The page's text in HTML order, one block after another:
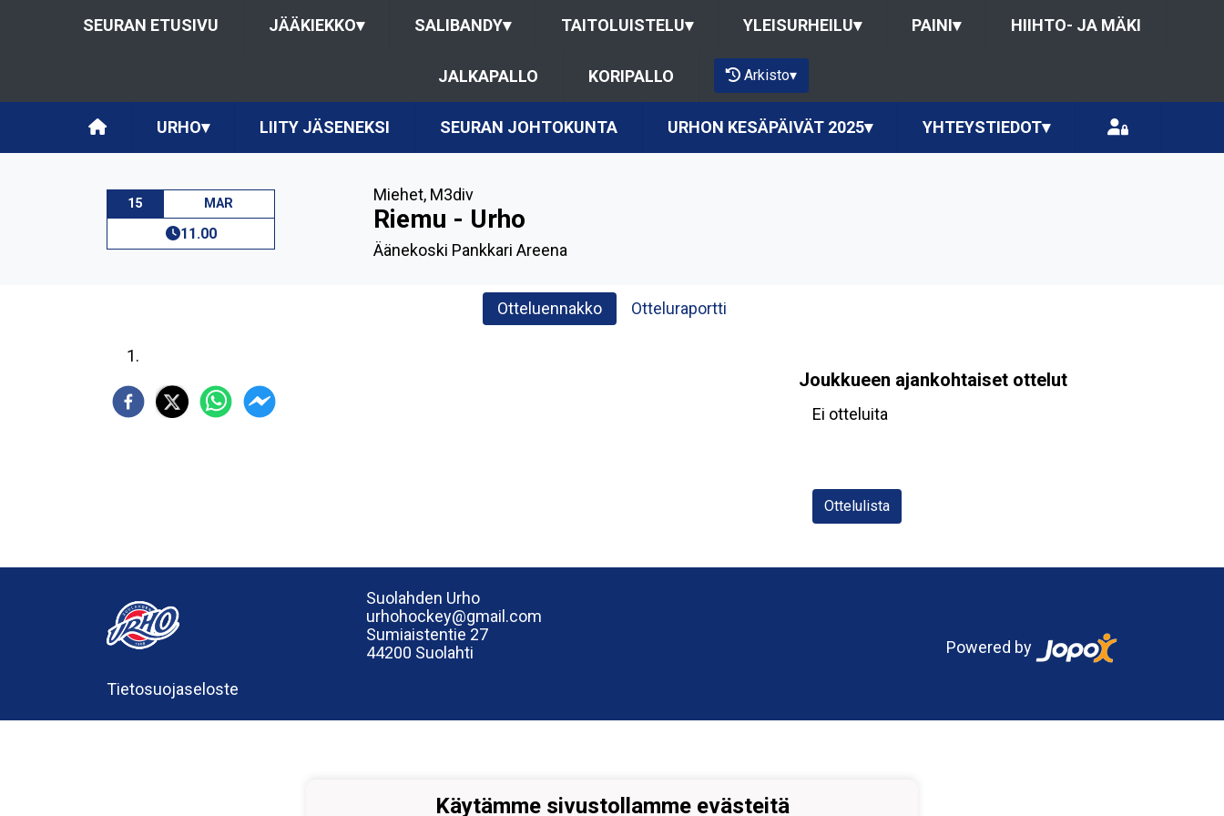
SEURAN ETUSIVU JÄÄKIEKKO▾ SALIBANDY▾ TAITOLUISTELU▾ YLEISURHEILU▾ PAINI▾ HIIHTO- JA MÄKI
JALKAPALLO KORIPALLO Arkisto▾
URHO▾ LIITY JÄSENEKSI SEURAN JOHTOKUNTA URHON KESÄPÄIVÄT 2025▾ YHTEYSTIEDOT▾
15 MAR
11.00
Miehet, M3div
Riemu - Urho
Äänekoski Pankkari Areena
Otteluennakko Otteluraportti
Joukkueen ajankohtaiset ottelut
Ei otteluita
Ottelulista
Tietosuojaseloste
Suolahden Urho
urhohockey@gmail.com
Sumiaistentie 27
44200 Suolahti
Powered by
Käytämme sivustollamme evästeitä